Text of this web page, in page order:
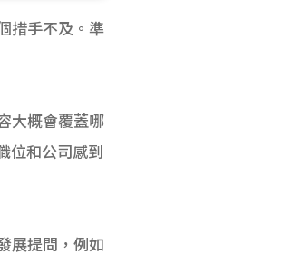
措手不及。準
大概會覆蓋哪
位和公司感到
展提問，例如